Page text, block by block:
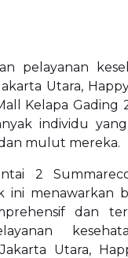
pelayanan
Utara,
Kelapa Gading
individu
mulut mereka.
2
ini menawarkan
dan
Utara,